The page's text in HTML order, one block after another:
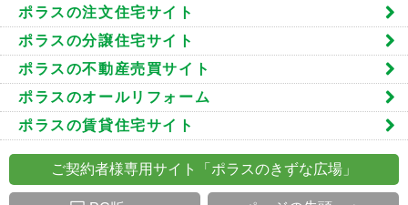
ポラスの注文住宅サイト
ポラスの分譲住宅サイト
ポラスの不動産売買サイト
ポラスのオールリフォーム
ポラスの賃貸住宅サイト
ご契約者様専用サイト「ポラスのきずな広場」